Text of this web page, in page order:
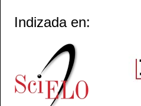
Indizada en: